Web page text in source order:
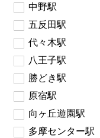
中野駅
五反田駅
代々木駅
八王子駅
勝どき駅
原宿駅
向ヶ丘遊園駅
多摩センター駅